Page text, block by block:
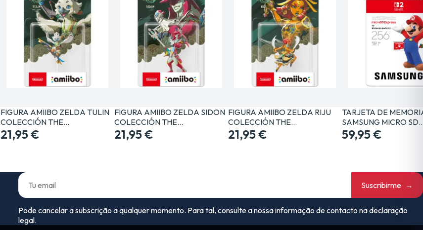
FIGURA AMIIBO ZELDA TULIN
COLECCIÓN THE…
21,95 €
FIGURA AMIIBO ZELDA SIDON
COLECCIÓN THE…
21,95 €
FIGURA AMIIBO ZELDA RIJU
COLECCIÓN THE…
21,95 €
TARJETA DE
SAMSUNG MICRO
59,95 €
Suscribirme →
Pode cancelar a subscrição a qualquer momento. Para tal, consulte a nossa informação de contacto na declaração
legal.